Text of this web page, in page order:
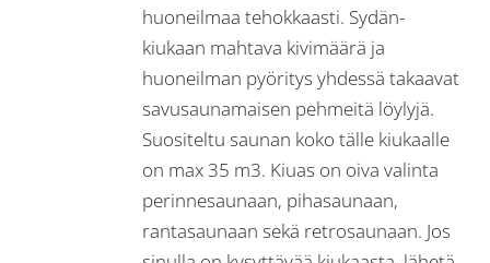
huoneilmaa tehokkaasti. Sydän-
kiukaan mahtava kivimäärä ja
huoneilman pyöritys yhdessä takaavat
savusaunamaisen pehmeitä löylyjä.
Suositeltu saunan koko tälle kiukaalle
on max 35 m3. Kiuas on oiva valinta
perinnesaunaan, pihasaunaan,
rantasaunaan sekä retrosaunaan. Jos